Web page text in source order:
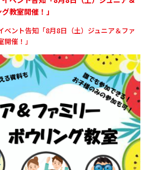
教室開催！」
ント告知「8月8日（土）ジュニア＆ファ
催！」